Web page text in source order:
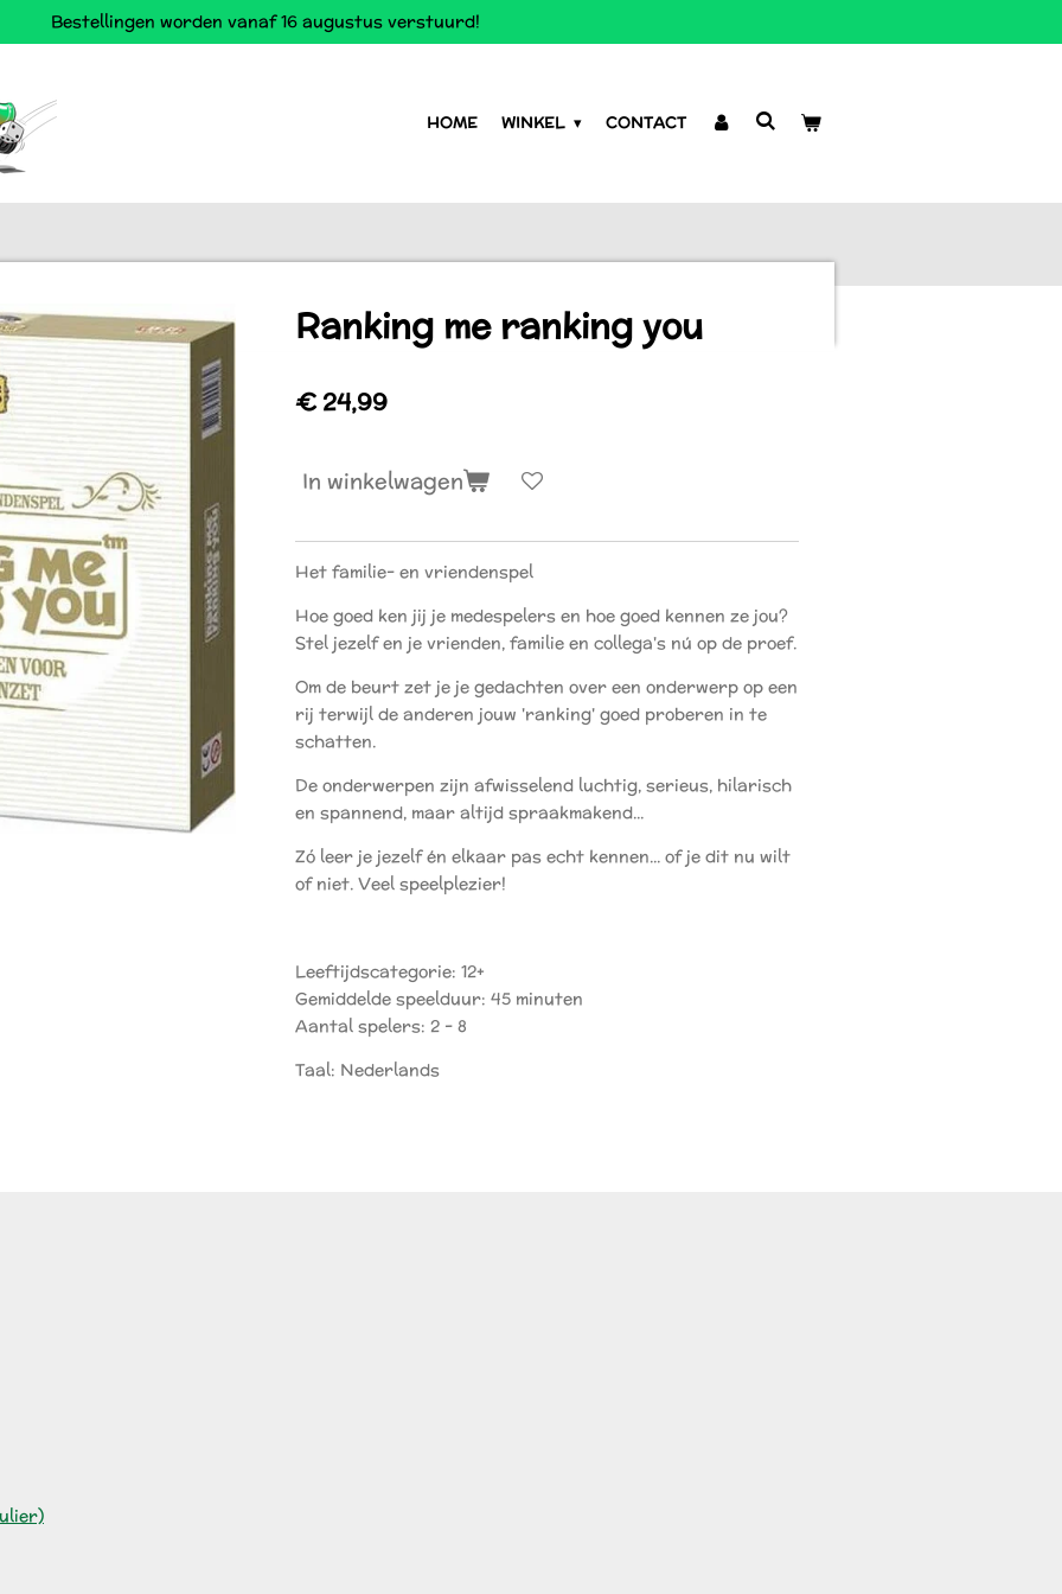
Bestellingen worden vanaf 16 augustus verstuurd!
HOME WINKEL CONTACT
Ranking me ranking you
€ 24,99
In winkelwagen
Het familie- en vriendenspel
Hoe goed ken jij je medespelers en hoe goed kennen ze jou?
Stel jezelf en je vrienden, familie en collega's nú op de proef.
Om de beurt zet je je gedachten over een onderwerp op een
rij terwijl de anderen jouw 'ranking' goed proberen in te
schatten.
De onderwerpen zijn afwisselend luchtig, serieus, hilarisch
en spannend, maar altijd spraakmakend...
Zó leer je jezelf én elkaar pas echt kennen... of je dit nu wilt
of niet. Veel speelplezier!
Leeftijdscategorie: 12+
Gemiddelde speelduur: 45 minuten
Aantal spelers: 2 - 8
Taal: Nederlands